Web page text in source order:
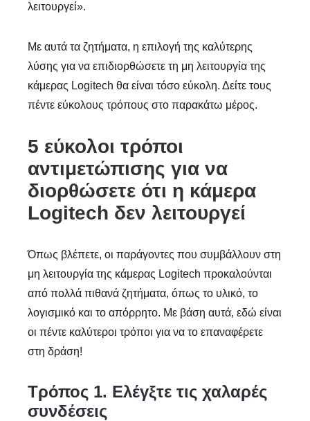
λειτουργεί».
Με αυτά τα ζητήματα, η επιλογή της καλύτερης
λύσης για να επιδιορθώσετε τη μη λειτουργία της
κάμερας Logitech θα είναι τόσο εύκολη. Δείτε τους
πέντε εύκολους τρόπους στο παρακάτω μέρος.
5 εύκολοι τρόποι
αντιμετώπισης για να
διορθώσετε ότι η κάμερα
Logitech δεν λειτουργεί
Όπως βλέπετε, οι παράγοντες που συμβάλλουν στη
μη λειτουργία της κάμερας Logitech προκαλούνται
από πολλά πιθανά ζητήματα, όπως το υλικό, το
λογισμικό και το απόρρητο. Με βάση αυτά, εδώ είναι
οι πέντε καλύτεροι τρόποι για να το επαναφέρετε
στη δράση!
Τρόπος 1. Ελέγξτε τις χαλαρές
συνδέσεις